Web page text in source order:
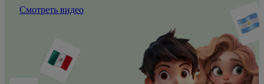
Смотреть видео